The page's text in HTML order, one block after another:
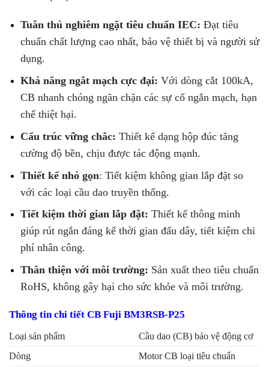
Tuân thủ nghiêm ngặt tiêu chuẩn IEC: Đạt tiêu
chuẩn chất lượng cao nhất, bảo vệ thiết bị và người sử
dụng.
Khả năng ngắt mạch cực đại: Với dòng cắt 100kA,
CB nhanh chóng ngăn chặn các sự cố ngắn mạch, hạn
chế thiệt hại.
Cấu trúc vững chắc: Thiết kế dạng hộp đúc tăng
cường độ bền, chịu được tác động mạnh.
Thiết kế nhỏ gọn: Tiết kiệm không gian lắp đặt so
với các loại cầu dao truyền thống.
Tiết kiệm thời gian lắp đặt: Thiết kế thông minh
giúp rút ngắn đáng kể thời gian đấu dây, tiết kiệm chi
phí nhân công.
Thân thiện với môi trường: Sản xuất theo tiêu chuẩn
RoHS, không gây hại cho sức khỏe và môi trường.
Thông tin chi tiết CB Fuji BM3RSB-P25
Loại sản phẩm
Cầu dao (CB) bảo vệ động cơ
Dòng
Motor CB loại tiêu chuẩn